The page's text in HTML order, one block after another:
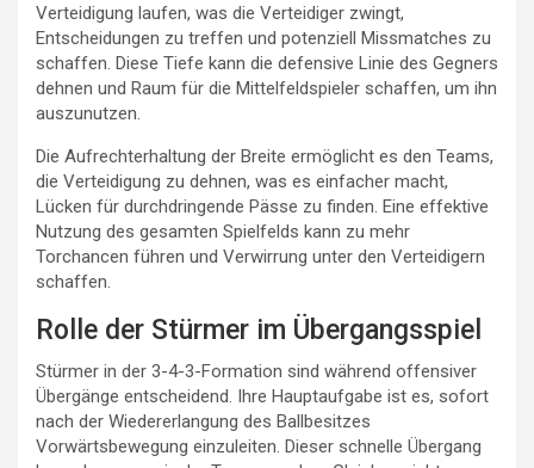
Verteidigung laufen, was die Verteidiger zwingt,
Entscheidungen zu treffen und potenziell Missmatches zu
schaffen. Diese Tiefe kann die defensive Linie des Gegners
dehnen und Raum für die Mittelfeldspieler schaffen, um ihn
auszunutzen.
Die Aufrechterhaltung der Breite ermöglicht es den Teams,
die Verteidigung zu dehnen, was es einfacher macht,
Lücken für durchdringende Pässe zu finden. Eine effektive
Nutzung des gesamten Spielfelds kann zu mehr
Torchancen führen und Verwirrung unter den Verteidigern
schaffen.
Rolle der Stürmer im Übergangsspiel
Stürmer in der 3-4-3-Formation sind während offensiver
Übergänge entscheidend. Ihre Hauptaufgabe ist es, sofort
nach der Wiedererlangung des Ballbesitzes
Vorwärtsbewegung einzuleiten. Dieser schnelle Übergang